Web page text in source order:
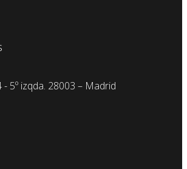
- 5º izqda. 28003 – Madrid